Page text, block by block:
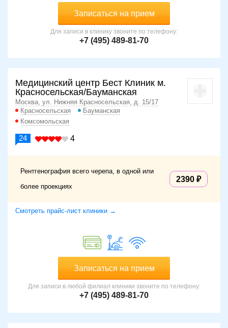
Записаться на прием
Для записи в клинику звоните по телефону:
+7 (495) 489-81-70
Медицинский центр Бест Клиник м.
Красносельская/Бауманская
Москва, ул. Нижняя Красносельская, д. 15/17
Красносельская
Бауманская
Комсомольская
24 4
Рентгенография всего черепа, в одной или
более проекциях
2390
Смотреть прайс-лист клиники →
Записаться на прием
Для записи в любой филиал клиники звоните по телефону:
+7 (495) 489-81-70